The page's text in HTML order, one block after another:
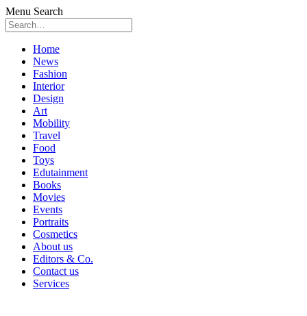
Menu Search
Skip
content
Home
News
Fashion
Interior
Design
Art
Mobility
Travel
Food
Toys
Edutainment
Books
Movies
Events
Portraits
Cosmetics
About us
Editors & Co.
Contact us
Services